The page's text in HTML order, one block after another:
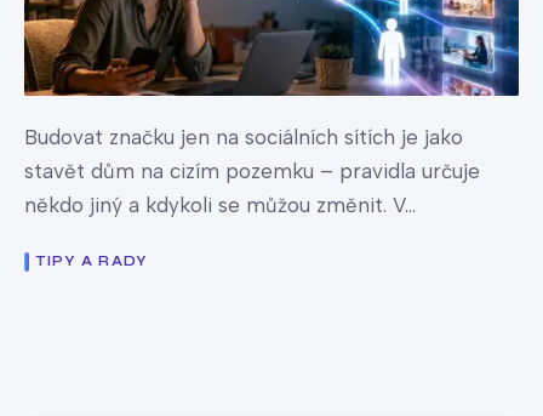
Budovat značku jen na sociálních sítích je jako
stavět dům na cizím pozemku – pravidla určuje
někdo jiný a kdykoli se můžou změnit. V...
TIPY A RADY